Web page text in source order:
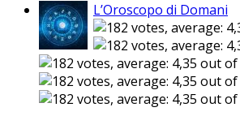
L’Oroscopo di Domani